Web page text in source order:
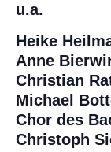
u.a.
Heike
Anne
Christian
Michael
Chor des
Christoph